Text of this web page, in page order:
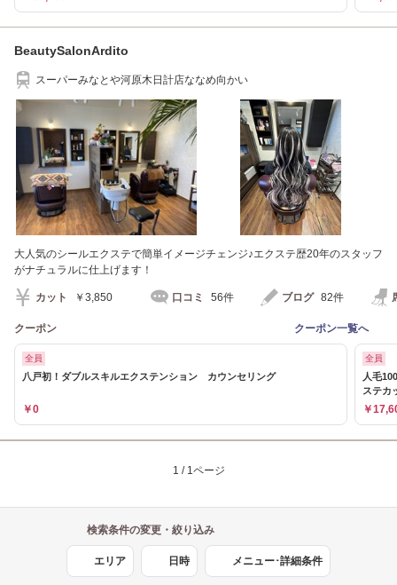
BeautySalonArdito
スーパーみなとや河原木日計店ななめ向かい
大人気のシールエクステで簡単イメージチェンジ♪エクステ歴20年のスタッフ
がナチュラルに仕上げます！
カット ￥3,850 口コミ 56件 ブログ 82件
クーポン クーポン一覧へ
全員
八戸初！ダブルスキルエクステンション カウンセリング
￥0
全員
人毛
ステカ
￥
1 / 1ページ
検索条件の変更・絞り込み
エリア 日時 メニュー･詳細条件